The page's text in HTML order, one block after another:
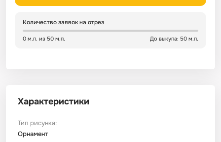
Количество заявок на отрез
0 м.п. из 50 м.п. До выкупа: 50 м.п.
Характеристики
Тип рисунка:
Орнамент
Сатин
Сатин Страйп
Сатин Твил
ТиСи Твил
Трикотаж
Зеленый
Детский
Город / архитектура
Морская тема